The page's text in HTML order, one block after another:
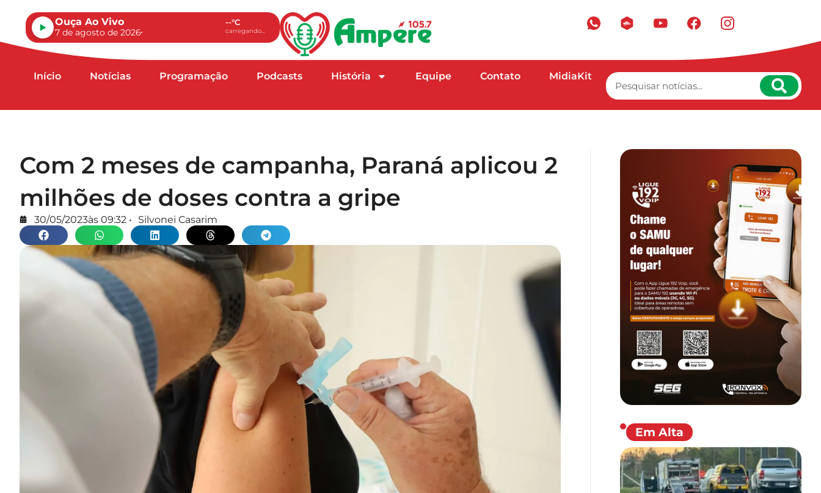
Ouça Ao Vivo
7 de agosto de 2026
--°C
carregando...
Início Notícias Programação Podcasts História Equipe Contato MidiaKit
Com 2 meses de campanha, Paraná aplicou 2
milhões de doses contra a gripe
30/05/2023às 09:32 • Silvonei Casarim
Em Alta